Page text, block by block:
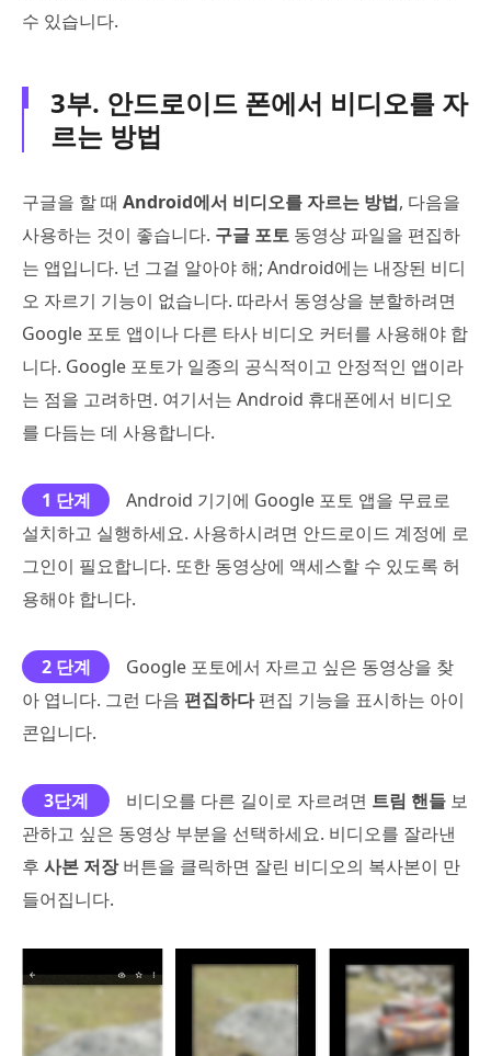
수 있습니다.
3부. 안드로이드 폰에서 비디오를 자
르는 방법
구글을 할 때 Android에서 비디오를 자르는 방법, 다음을
사용하는 것이 좋습니다. 구글 포토 동영상 파일을 편집하
는 앱입니다. 넌 그걸 알아야 해; Android에는 내장된 비디
오 자르기 기능이 없습니다. 따라서 동영상을 분할하려면
Google 포토 앱이나 다른 타사 비디오 커터를 사용해야 합
니다. Google 포토가 일종의 공식적이고 안정적인 앱이라
는 점을 고려하면. 여기서는 Android 휴대폰에서 비디오
를 다듬는 데 사용합니다.
1 단계
Android 기기에 Google 포토 앱을 무료로
설치하고 실행하세요. 사용하시려면 안드로이드 계정에 로
그인이 필요합니다. 또한 동영상에 액세스할 수 있도록 허
용해야 합니다.
2 단계
Google 포토에서 자르고 싶은 동영상을 찾
아 엽니다. 그런 다음 편집하다편집 기능을 표시하는 아이
콘입니다.
3단계 비디오를 다른 길이로 자르려면 트림 핸들 보
관하고 싶은 동영상 부분을 선택하세요. 비디오를 잘라낸
후 사본 저장버튼을 클릭하면 잘린 비디오의 복사본이 만
들어집니다.